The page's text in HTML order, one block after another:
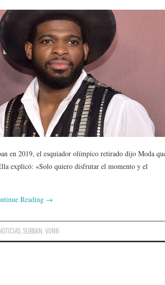
en 2019, el esquiador olímpico retirado dijo Moda
explicó: «Solo quiero disfrutar el momento y el
Reading →
,SUBBAN,VONN